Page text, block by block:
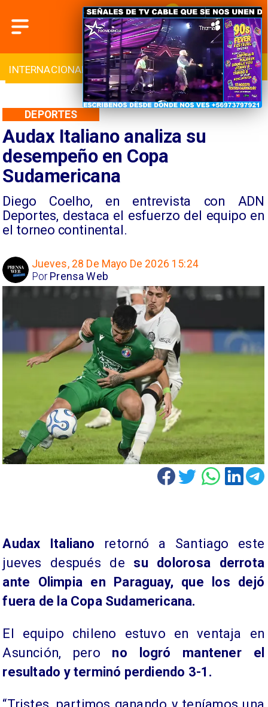
INTERNACIONAL DEPORTES CULTURA
Audax Italiano analiza su
desempeño en Copa
Sudamericana
Diego Coelho, en entrevista con ADN
Deportes, destaca el esfuerzo del equipo en
el torneo continental.
DEPORTES
Jueves, 28 De Mayo De 2026 15:24
Prensa Web
Por
Audax Italiano retornó a Santiago este
jueves después de su dolorosa derrota
ante Olimpia en Paraguay, que los dejó
fuera de la Copa Sudamericana.
El equipo chileno estuvo en ventaja en
Asunción, pero no logró mantener el
resultado y terminó perdiendo 3-1.